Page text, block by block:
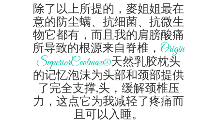
除了以上所提的，麥姐姐最在
意的防尘螨、抗细菌、抗微生
物它都有，而且我的肩膀酸痛
所导致的根源来自脊椎， Origin
SuperiorCoolmax®天然乳胶枕头
的记忆泡沫为头部和颈部提供
了完全支撑,头，缓解颈椎压
力，这点它为我减轻了疼痛而
且可以入睡。